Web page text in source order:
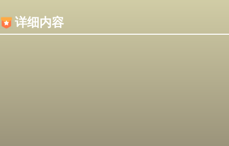
详细内容